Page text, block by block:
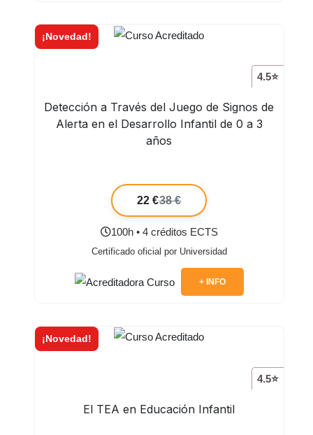
¡Novedad!
4.5⭐
Detección a Través del Juego de Signos de
Alerta en el Desarrollo Infantil de 0 a 3
años
22 €38 €
100h • 4 créditos ECTS
Certificado oficial por Universidad
+ INFO
¡Novedad!
4.5⭐
El TEA en Educación Infantil